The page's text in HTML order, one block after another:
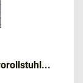
schieben